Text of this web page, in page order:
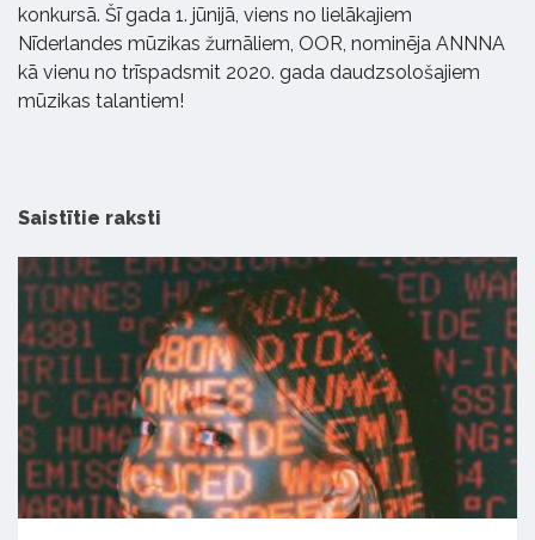
konkursā. Šī gada 1. jūnijā, viens no lielākajiem
Nīderlandes mūzikas žurnāliem, OOR, nominēja ANNNA
kā vienu no trīspadsmit 2020. gada daudzsološajiem
mūzikas talantiem!
Saistītie raksti